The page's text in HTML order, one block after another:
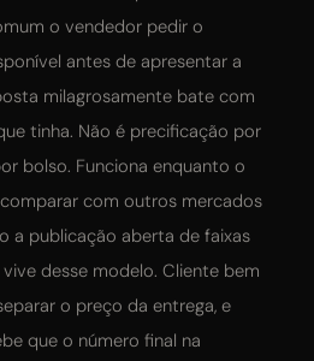
o vendedor pedir o
antes de apresentar a
milagrosamente bate com
tinha. Não é precificação por
bolso. Funciona enquanto o
com outros mercados
a publicação aberta de faixas
desse modelo. Cliente bem
o preço da entrega, e
que o número final na